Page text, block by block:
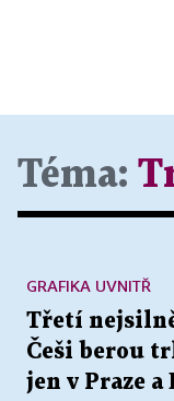
Téma:
Třetí
Češi berou
jen v Praze
GRAFIKA UVNITŘ